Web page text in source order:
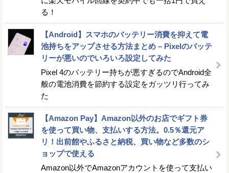
る！
【Android】スマホのバッテリー消費を抑えて電
池持ちをアップさせる方法まとめ – Pixelのバッテ
リーが悪いのでいろいろ設定してみた
Pixel 4のバッテリー持ちが悪すぎるのでAndroid全
般の電池消費を節約する設定をガッツリ行ってみ
た
【Amazon Pay】Amazon以外のお店でギフト券
を使って買い物、支払いする方法。0.5％還元ア
リ！出前館やふるさと納税、買い物など多数のシ
ョップで使える
Amazon以外でAmazonアカウントを使って支払い